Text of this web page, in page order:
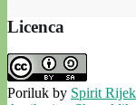
Licenca
Poriluk by Spirit